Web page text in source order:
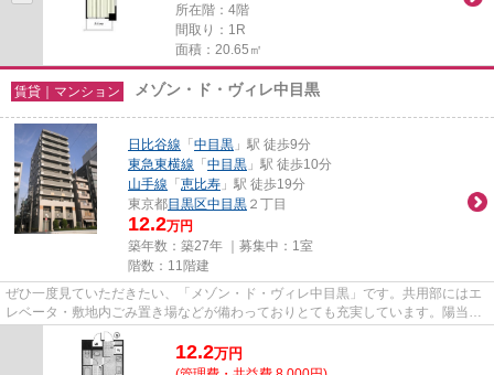
所在階：4階
間取り：1R
面積：20.65㎡
賃貸｜マンション メゾン・ド・ヴィレ中目黒
日比谷線 「中目黒 」駅 徒歩9分
東急東横線 「中目黒 」駅 徒歩10分
山手線 「恵比寿 」駅 徒歩19分
東京都目黒区中目黒 ２丁目
12.2万円
築年数：築27年 ｜募集中： 1室
階数：11階建
ぜひ一度見ていただきたい、「メゾン・ド・ヴィレ中目黒」です。共用部にはエ
レベータ・敷地内ごみ置き場などが備わっておりとても充実しています。陽当た
りが良く、日中は電気代が節...
12.2万円